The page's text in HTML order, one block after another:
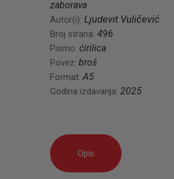
zaborava
Autor(i): Ljudevit Vuličević
Broj strana: 496
Pismo: ćirilica
Povez: broš
Format:A5
Godina izdavanja: 2025
Opis